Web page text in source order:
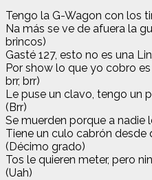
Tengo la G-Wagon con los
Na más se ve de afuera la
brincos)
Gasté 127, esto no es una
Por show lo que yo cobro
brr, brr)
Le puse un clavo, tengo un
(Brr)
Se muerden porque a
Tiene un culo cabrón
(Décimo grado)
Tos le quieren meter, pero
(Uah)